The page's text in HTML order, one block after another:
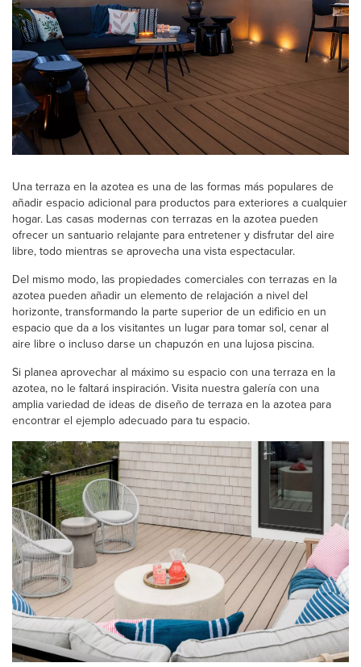
Una terraza en la azotea es una de las formas más populares de
añadir espacio adicional para productos para exteriores a cualquier
hogar. Las casas modernas con terrazas en la azotea pueden
ofrecer un santuario relajante para entretener y disfrutar del aire
libre, todo mientras se aprovecha una vista espectacular.
Del mismo modo, las propiedades comerciales con terrazas en la
azotea pueden añadir un elemento de relajación a nivel del
horizonte, transformando la parte superior de un edificio en un
espacio que da a los visitantes un lugar para tomar sol, cenar al
aire libre o incluso darse un chapuzón en una lujosa piscina.
Si planea aprovechar al máximo su espacio con una terraza en la
azotea, no le faltará inspiración. Visita nuestra galería con una
amplia variedad de ideas de diseño de terraza en la azotea para
encontrar el ejemplo adecuado para tu espacio.